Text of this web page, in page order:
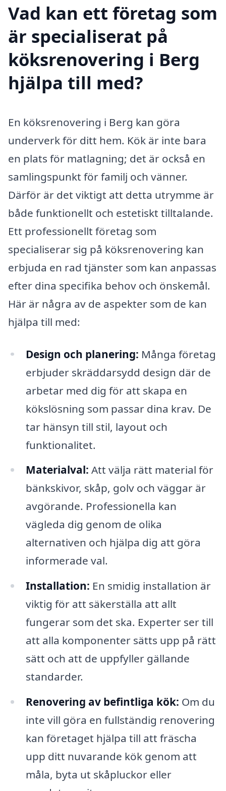
Vad kan ett företag som
är specialiserat på
köksrenovering i Berg
hjälpa till med?
En köksrenovering i Berg kan göra
underverk för ditt hem. Kök är inte bara
en plats för matlagning; det är också en
samlingspunkt för familj och vänner.
Därför är det viktigt att detta utrymme är
både funktionellt och estetiskt tilltalande.
Ett professionellt företag som
specialiserar sig på köksrenovering kan
erbjuda en rad tjänster som kan anpassas
efter dina specifika behov och önskemål.
Här är några av de aspekter som de kan
hjälpa till med:
Design och planering: Många företag
erbjuder skräddarsydd design där de
arbetar med dig för att skapa en
kökslösning som passar dina krav. De
tar hänsyn till stil, layout och
funktionalitet.
Materialval: Att välja rätt material för
bänkskivor, skåp, golv och väggar är
avgörande. Professionella kan
vägleda dig genom de olika
alternativen och hjälpa dig att göra
informerade val.
Installation: En smidig installation är
viktig för att säkerställa att allt
fungerar som det ska. Experter ser till
att alla komponenter sätts upp på rätt
sätt och att de uppfyller gällande
standarder.
Renovering av befintliga kök: Om du
inte vill göra en fullständig renovering
kan företaget hjälpa till att fräscha
upp ditt nuvarande kök genom att
måla, byta ut skåpluckor eller